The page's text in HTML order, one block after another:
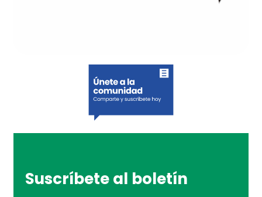
Suscríbete al boletín